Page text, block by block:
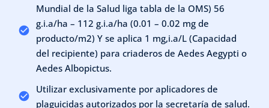
Mundial de la Salud liga tabla de la OMS) 56
g.i.a/ha – 112 g.i.a/ha (0.01 – 0.02 mg de
producto/m2) Y se aplica 1 mg,i.a/L (Capacidad
del recipiente) para criaderos de Aedes Aegypti o
Aedes Albopictus.
Utilizar exclusivamente por aplicadores de
plaguicidas autorizados por la secretaría de salud.